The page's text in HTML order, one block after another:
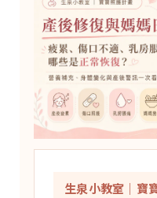
生泉小教室｜寶